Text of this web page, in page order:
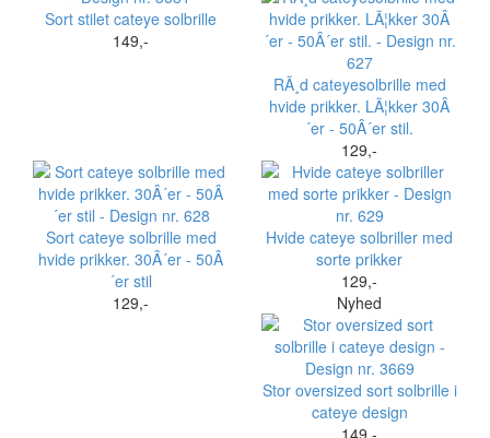
Sort stilet cateye solbrille
149,-
RÃ¸d cateyesolbrille med
hvide prikker. LÃ¦kker 30Â
´er - 50Â´er stil.
129,-
Sort cateye solbrille med
hvide prikker. 30Â´er - 50Â
´er stil
129,-
Hvide cateye solbriller med
sorte prikker
129,-
Nyhed
Stor oversized sort solbrille i
cateye design
149,-